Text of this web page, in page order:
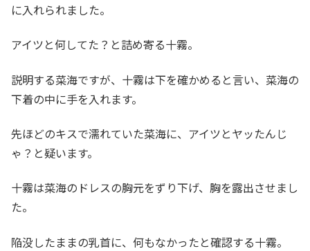
に入れられました。
アイツと何してた？と詰め寄る十霧。
説明する菜海ですが、十霧は下を確かめると言い、菜海の
下着の中に手を入れます。
先ほどのキスで濡れていた菜海に、アイツとヤッたんじ
ゃ？と疑います。
十霧は菜海のドレスの胸元をずり下げ、胸を露出させまし
た。
陥没したままの乳首に、何もなかったと確認する十霧。